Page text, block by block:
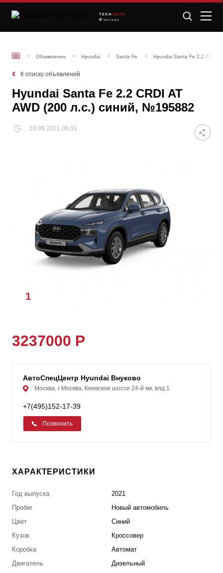
TECH /AUTO
МОСКВА
Объявления Hyundai Santa Fe Hyundai Santa Fe 2.2 CRDI
К списку объявлений
Hyundai Santa Fe 2.2 CRDI AT
AWD (200 л.с.) синий, №195882
19.09.2021 06:01
1
3237000 Р
АвтоСпецЦентр Hyundai Внуково
Москва, г Москва, Киевское шоссе 24-й км, влд 1
+7(495)152-17-39
Позвонить
ХАРАКТЕРИСТИКИ
Год выпуска
2021
Пробег
Новый автомобиль
Цвет
Синий
Кузов
Кроссовер
Коробка
Автомат
Двигатель
Дизельный